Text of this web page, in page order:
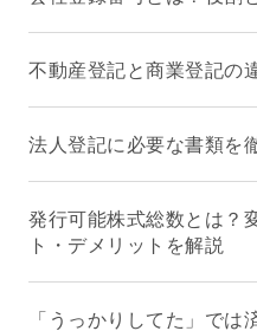
不動産登記と商業登記の
法人登記に必要な書類を
発行可能株式総数とは？
ト・デメリットを解説
「うっかりしてた」では